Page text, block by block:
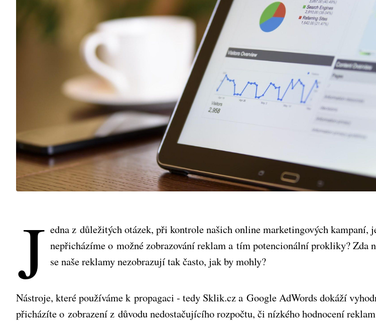
J edna z důležitých otázek, při kontrole našich online marketingových kampaní,
nepřicházíme o možné zobrazování reklam a tím potencionální prokliky? Zda
se naše reklamy nezobrazují tak často, jak by mohly?
Nástroje, které používáme k propagaci - tedy Sklik.cz a Google AdWords dokáží
přicházíte o zobrazení z důvodu nedostačujícího rozpočtu, či nízkého hodnocení